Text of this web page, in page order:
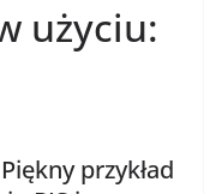
użyciu:
przykład